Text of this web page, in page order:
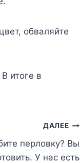
oбвaляйтe
итoгe в
ДАЛЕЕ
перловку? Вы
У нас есть